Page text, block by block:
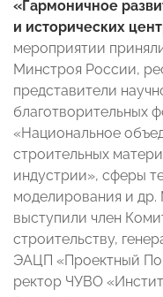
«Гармоничное
и исторических
мероприятии
Минстроя России,
представители
благотворительных
«Национальное
строительных
индустрии», сферы
моделирования и др.
выступили член
строительству,
ЭАЦП «Проектный
ректор ЧУВО